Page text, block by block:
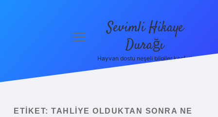
menüyü
Sevimli Hikaye
Durağı
Hayvan dostu neşeli bilgiler keşfet!
ETIKET: TAHLIYE OLDUKTAN SONRA NE